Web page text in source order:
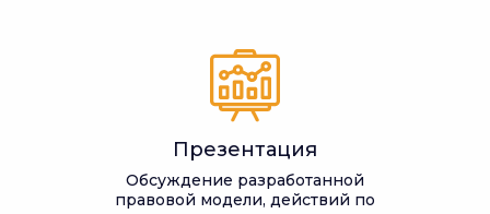
Презентация
Обсуждение разработанной
правовой модели, действий по